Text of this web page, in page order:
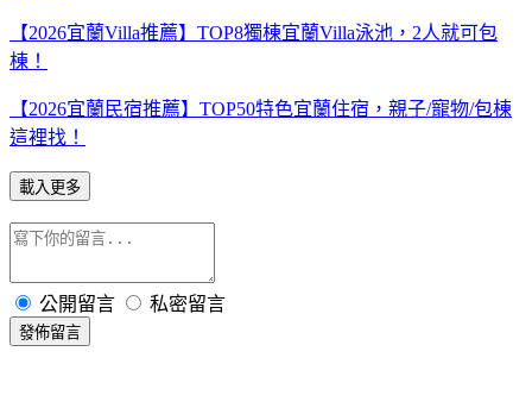
【2026宜蘭Villa推薦】TOP8獨棟宜蘭Villa泳池，2人就可包
棟！
【2026宜蘭民宿推薦】TOP50特色宜蘭住宿，親子/寵物/包棟
這裡找！
載入更多
公開留言 私密留言
發佈留言